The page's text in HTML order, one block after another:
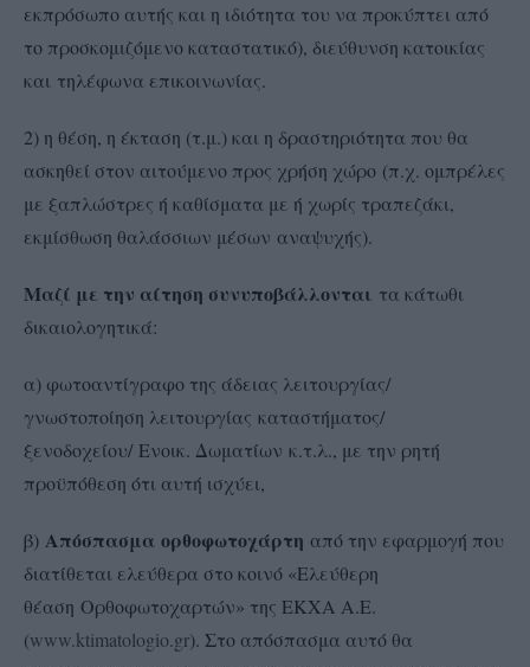
εκπρόσωπο αυτής και η ιδιότητα του να προκύπτει από
το προσκομιζόμενο καταστατικό), διεύθυνση κατοικίας
και τηλέφωνα επικοινωνίας.
2) η θέση, η έκταση (τ.μ.) και η δραστηριότητα που θα
ασκηθεί στον αιτούμενο προς χρήση χώρο (π.χ. ομπρέλες
με ξαπλώστρες ή καθίσματα με ή χωρίς τραπεζάκι,
εκμίσθωση θαλάσσιων μέσων αναψυχής).
Μαζί με την αίτηση συνυποβάλλονται τα κάτωθι
δικαιολογητικά:
α) φωτοαντίγραφο της άδειας λειτουργίας/
γνωστοποίηση λειτουργίας καταστήματος/
ξενοδοχείου/ Ενοικ. Δωματίων κ.τ.λ., με την ρητή
προϋπόθεση ότι αυτή ισχύει,
β) Απόσπασμα ορθοφωτοχάρτη από την εφαρμογή που
διατίθεται ελεύθερα στο κοινό «Ελεύθερη
θέαση Ορθοφωτοχαρτών» της ΕΚΧΑ Α.Ε.
(www.ktimatologio.gr). Στο απόσπασμα αυτό θα